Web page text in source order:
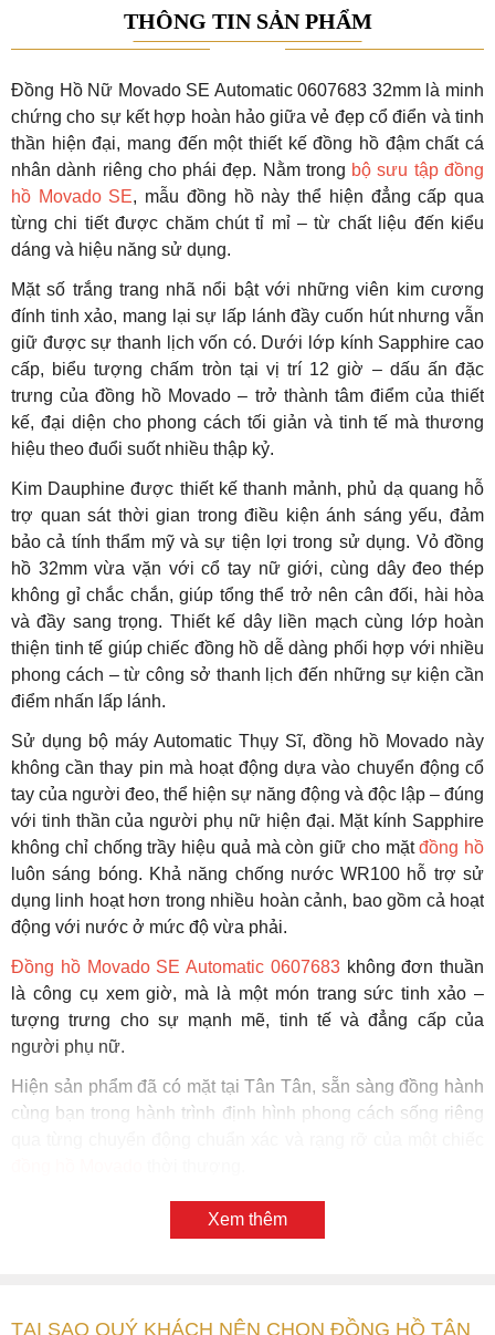
THÔNG TIN SẢN PHẨM
Đồng Hồ Nữ Movado SE Automatic 0607683 32mm là minh
chứng cho sự kết hợp hoàn hảo giữa vẻ đẹp cổ điển và tinh
thần hiện đại, mang đến một thiết kế đồng hồ đậm chất cá
nhân dành riêng cho phái đẹp. Nằm trong bộ sưu tập đồng
hồ Movado SE, mẫu đồng hồ này thể hiện đẳng cấp qua
từng chi tiết được chăm chút tỉ mỉ – từ chất liệu đến kiểu
dáng và hiệu năng sử dụng.
Mặt số trắng trang nhã nổi bật với những viên kim cương
đính tinh xảo, mang lại sự lấp lánh đầy cuốn hút nhưng vẫn
giữ được sự thanh lịch vốn có. Dưới lớp kính Sapphire cao
cấp, biểu tượng chấm tròn tại vị trí 12 giờ – dấu ấn đặc
trưng của đồng hồ Movado – trở thành tâm điểm của thiết
kế, đại diện cho phong cách tối giản và tinh tế mà thương
hiệu theo đuổi suốt nhiều thập kỷ.
Kim Dauphine được thiết kế thanh mảnh, phủ dạ quang hỗ
trợ quan sát thời gian trong điều kiện ánh sáng yếu, đảm
bảo cả tính thẩm mỹ và sự tiện lợi trong sử dụng. Vỏ đồng
hồ 32mm vừa vặn với cổ tay nữ giới, cùng dây đeo thép
không gỉ chắc chắn, giúp tổng thể trở nên cân đối, hài hòa
và đầy sang trọng. Thiết kế dây liền mạch cùng lớp hoàn
thiện tinh tế giúp chiếc đồng hồ dễ dàng phối hợp với nhiều
phong cách – từ công sở thanh lịch đến những sự kiện cần
điểm nhấn lấp lánh.
Sử dụng bộ máy Automatic Thụy Sĩ, đồng hồ Movado này
không cần thay pin mà hoạt động dựa vào chuyển động cổ
tay của người đeo, thể hiện sự năng động và độc lập – đúng
với tinh thần của người phụ nữ hiện đại. Mặt kính Sapphire
không chỉ chống trầy hiệu quả mà còn giữ cho mặtđồng hồ
luôn sáng bóng. Khả năng chống nước WR100 hỗ trợ sử
dụng linh hoạt hơn trong nhiều hoàn cảnh, bao gồm cả hoạt
động với nước ở mức độ vừa phải.
Đồng hồ Movado SE Automatic 0607683không đơn thuần
là công cụ xem giờ, mà là một món trang sức tinh xảo –
tượng trưng cho sự mạnh mẽ, tinh tế và đẳng cấp của
người phụ nữ.
Hiện sản phẩm đã có mặt tại Tân Tân, sẵn sàng đồng hành
cùng bạn trong hành trình định hình phong cách sống riêng
Xem thêm
TẠI SAO QUÝ KHÁCH NÊN CHỌN ĐỒNG HỒ TÂN